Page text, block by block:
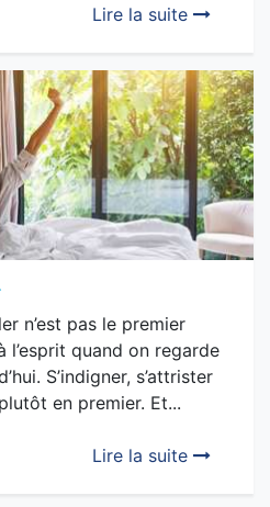
n’est pas le premier
quand on regarde
S’indigner, s’attrister
en premier. Et...
Lire la suite